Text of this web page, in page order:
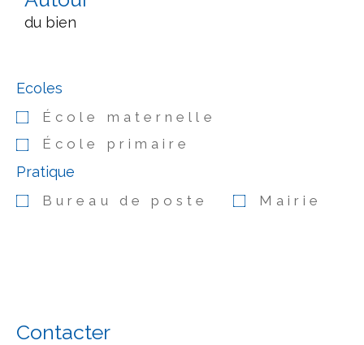
du bien
Ecoles
École maternelle
École primaire
Pratique
Bureau de poste Mairie
Contacter